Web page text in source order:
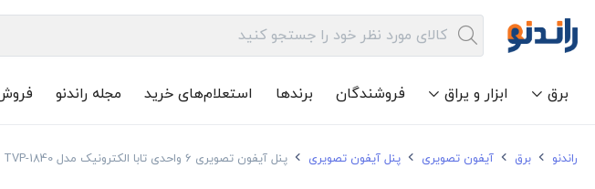
برق ابزار و یراق فروشندگان برندها استعلام‌های خرید مجله راندنو فروش
راندنو برق آیفون تصویری پنل آیفون تصویری پنل آیفون تصویری 6 واحدی تابا الکترونیک مدل TVP-1840